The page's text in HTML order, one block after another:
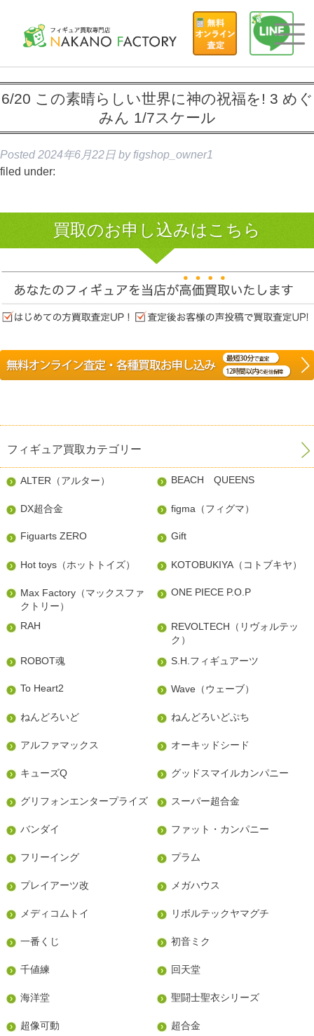
6/20 この素晴らしい世界に神の祝福を! 3 めぐ
みん 1/7スケール
Posted 2024年6月22日 by figshop_owner1
filed under:
買取のお申し込みはこちら
フィギュア買取カテゴリー
ALTER（アルター） BEACH QUEENS
DX超合金 figma（フィグマ）
Figuarts ZERO Gift
Hot toys（ホットトイズ） KOTOBUKIYA（コトブキヤ）
Max Factory（マックスファ
クトリー）
ONE PIECE P.O.P
RAH
REVOLTECH（リヴォルテッ
ク）
ROBOT魂
S.H.フィギュアーツ
To Heart2 Wave（ウェーブ）
ねんどろいど ねんどろいどぷち
アルファマックス オーキッドシード
キューズQ グッドスマイルカンパニー
グリフォンエンタープライズ スーパー超合金
バンダイ ファット・カンパニー
フリーイング プラム
プレイアーツ改 メガハウス
メディコムトイ リボルテックヤマグチ
一番くじ 初音ミク
千値練 回天堂
海洋堂 聖闘士聖衣シリーズ
超像可動 超合金